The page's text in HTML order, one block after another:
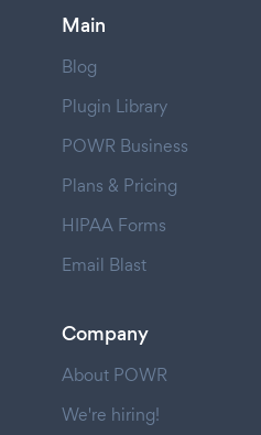
Main
Blog
Plugin Library
POWR Business
Plans & Pricing
HIPAA Forms
Email Blast
Company
About POWR
We're hiring!